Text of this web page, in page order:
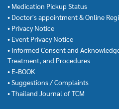
• Medication Pickup Status
• Doctor's appointment & Online
• Privacy Notice
• Event Privacy Notice
• Informed Consent and
Treatment, and Procedures
• E-BOOK
• Suggestions / Complaints
• Thailand Journal of TCM